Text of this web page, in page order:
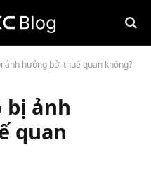
ảnh hưởng bởi thuế quan không?
bị ảnh
quan